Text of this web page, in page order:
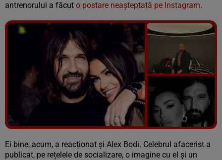
antrenorului a făcut o postare neașteptată pe Instagram.
Vezi galeria foto
15 poze
Ei bine, acum, a reacționat și Alex Bodi. Celebrul afacerist a
publicat, pe rețelele de socializare, o imagine cu el și un